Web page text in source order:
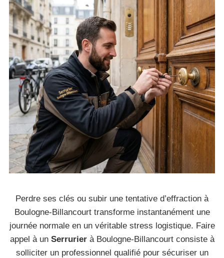
Perdre ses clés ou subir une tentative d’effraction à
Boulogne-Billancourt transforme instantanément une
journée normale en un véritable stress logistique. Faire
appel à un Serrurierà Boulogne-Billancourt consiste à
solliciter un professionnel qualifié pour sécuriser un